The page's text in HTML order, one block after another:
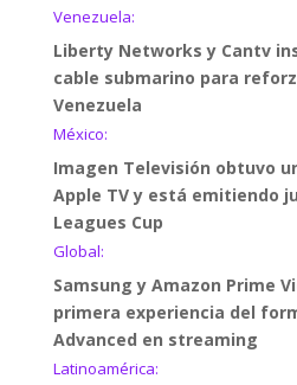
Venezuela:
Liberty Networks y Cantv
cable submarino para
Venezuela
México:
Imagen Televisión obtuvo
Apple TV y está emitiendo
Leagues Cup
Global:
Samsung y Amazon Prime
primera experiencia del
Advanced en streaming
Latinoamérica: